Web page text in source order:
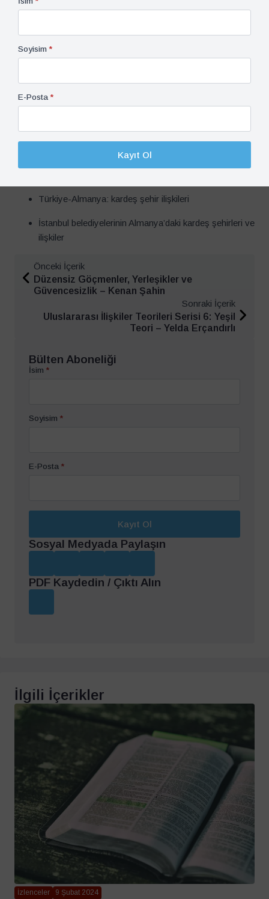
Almanya’da aşırı sağın yükselişi: Afd (Alternative für
Türkiye-Almanya: kardeş şehir ilişkileri
İstanbul belediyelerinin Almanya’daki kardeş şehirleri ve
ilişkiler
Önceki İçerik
Düzensiz Göçmenler, Yerleşikler ve
Güvencesizlik – Kenan Şahin
Sonraki İçerik
Uluslararası İlişkiler Teorileri Serisi 6: Yeşil
Teori – Yelda Erçandırlı
Bülten Aboneliği
İsim *
Soyisim *
E-Posta *
Kayıt Ol
Sosyal Medyada Paylaşın
PDF Kaydedin / Çıktı Alın
İlgili İçerikler
İzlenceler 9 Şubat 2024
Soyisim *
E-Posta *
Kayıt Ol